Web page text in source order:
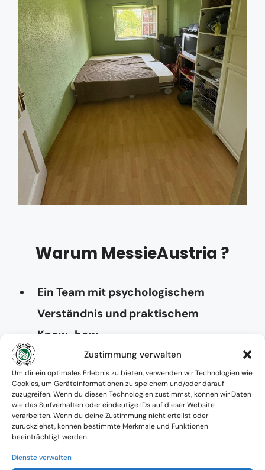
Zustimmung verwalten
Um dir ein optimales Erlebnis zu bieten, verwenden wir Technologien wie
Cookies, um Geräteinformationen zu speichern und/oder darauf
zuzugreifen. Wenn du diesen Technologien zustimmst, können wir Daten
wie das Surfverhalten oder eindeutige IDs auf dieser Website
verarbeiten. Wenn du deine Zustimmung nicht erteilst oder
zurückziehst, können bestimmte Merkmale und Funktionen
beeinträchtigt werden.
Dienste verwalten
Warum MessieAustria ?
Ein Team mit psychologischem
Verständnis und praktischem
Know-how
Verfügbarkeit: Österreichweit
Absolute Diskretion & keine
Zusammenarbeit mit Ämtern ohne
Einverständnis